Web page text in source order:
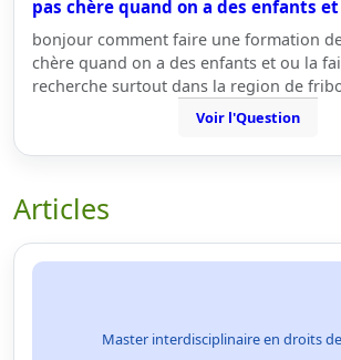
pas chère quand on a des enfants
bonjour comment faire une formation
chère quand on a des enfants et ou la
recherche surtout dans la region de
Voir l'Question
Articles
Master interdisciplinaire en droits